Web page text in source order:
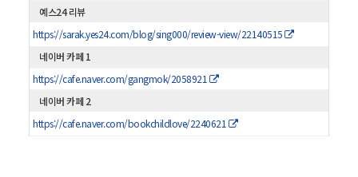
예스24 리뷰
https://sarak.yes24.com/blog/sing000/review-view/22140515
네이버 카페 1
https://cafe.naver.com/gangmok/2058921
네이버 카페 2
https://cafe.naver.com/bookchildlove/2240621